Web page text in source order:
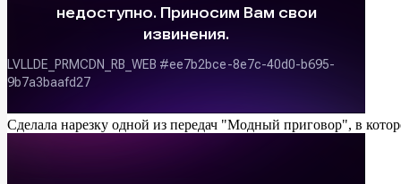
Сделала нарезку одной из передач "Модный приговор", в